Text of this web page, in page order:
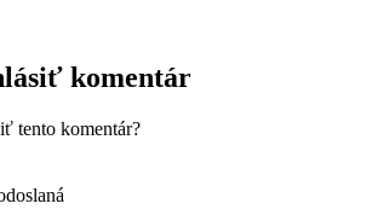
komentár
tento komentár?